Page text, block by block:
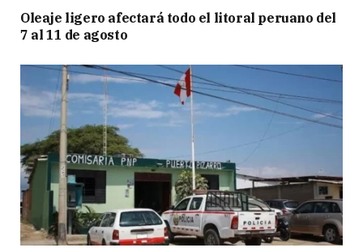
Oleaje ligero afectará todo el litoral peruano del
7 al 11 de agosto